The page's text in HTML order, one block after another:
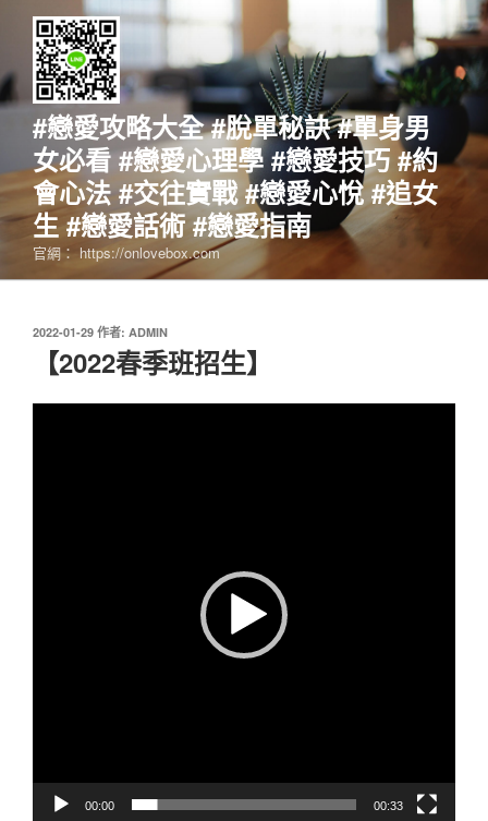
要
#戀愛攻略大全 #脫單秘訣 #單身男
女必看 #戀愛心理學 #戀愛技巧 #約
會心法 #交往實戰 #戀愛心悅 #追女
生 #戀愛話術 #戀愛指南
官網： https://onlovebox.com
發
2022-01-29 作者: ADMIN
【2022春季班招生】
00:00 00:33